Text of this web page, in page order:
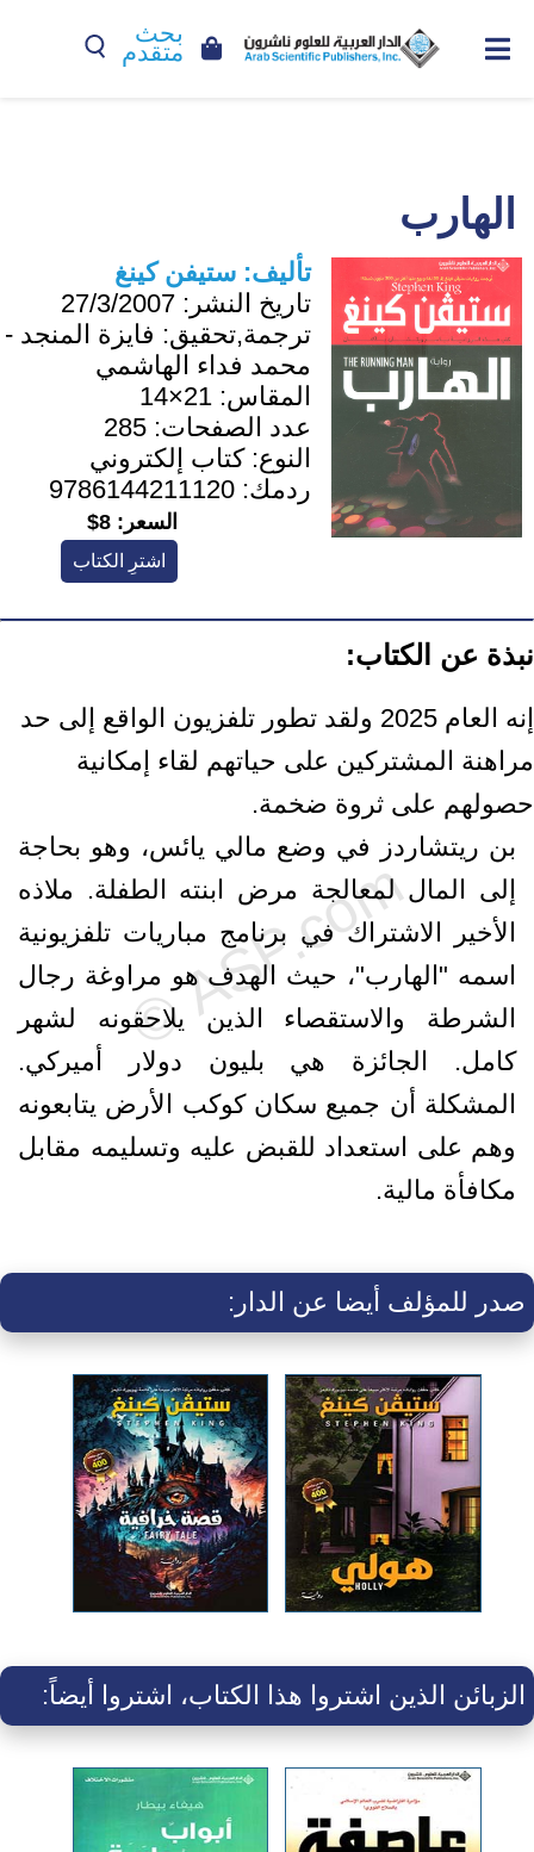
بحث
متقدم
الهارب
تأليف: ستيفن كينغ
تاريخ النشر: 27/3/2007
ترجمة,تحقيق: فايزة المنجد -
محمد فداء الهاشمي
المقاس: 21×14
عدد الصفحات: 285
النوع:كتاب إلكتروني
ردمك: 9786144211120
السعر: 8$
اشترِ الكتاب
نبذة عن الكتاب:
إنه العام 2025 ولقد تطور تلفزيون الواقع إلى حد
مراهنة المشتركين على حياتهم لقاء إمكانية
حصولهم على ثروة ضخمة.
بن ريتشاردز في وضع مالي يائس، وهو بحاجة
إلى المال لمعالجة مرض ابنته الطفلة. ملاذه
الأخير الاشتراك في برنامج مباريات تلفزيونية
اسمه "الهارب"، حيث الهدف هو مراوغة رجال
الشرطة والاستقصاء الذين يلاحقونه لشهر
كامل. الجائزة هي بليون دولار أميركي.
المشكلة أن جميع سكان كوكب الأرض يتابعونه
وهم على استعداد للقبض عليه وتسليمه مقابل
مكافأة مالية.
صدر للمؤلف أيضا عن الدار:
الزبائن الذين اشتروا هذا الكتاب، اشتروا أيضاً: